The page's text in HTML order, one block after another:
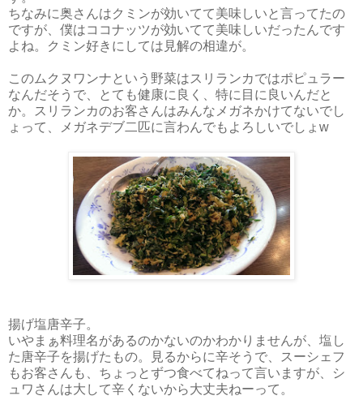
ちなみに奥さんはクミンが効いてて美味しいと言ってたの
ですが、僕はココナッツが効いてて美味しいだったんです
よね。クミン好きにしては見解の相違が。
このムクヌワンナという野菜はスリランカではポピュラー
なんだそうで、とても健康に良く、特に目に良いんだと
か。スリランカのお客さんはみんなメガネかけてないでし
ょって、メガネデブ二匹に言わんでもよろしいでしょw
揚げ塩唐辛子。
いやまぁ料理名があるのかないのかわかりませんが、塩し
た唐辛子を揚げたもの。見るからに辛そうで、スーシェフ
もお客さんも、ちょっとずつ食べてねって言いますが、シ
ュワさんは大して辛くないから大丈夫ねーって。